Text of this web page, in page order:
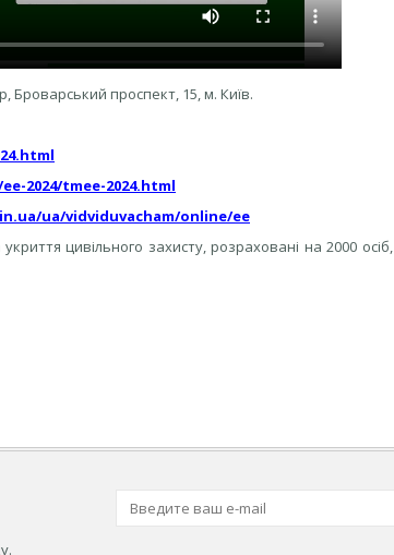
проспект, 15, м. Київ.
2024/tmee-2024.html
ua/vidviduvacham/online/ee
цивільного захисту, розраховані на 2000 осіб,